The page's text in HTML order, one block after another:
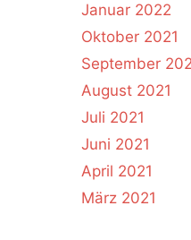
Januar 2022
Oktober 2021
September
August 2021
Juli 2021
Juni 2021
April 2021
März 2021